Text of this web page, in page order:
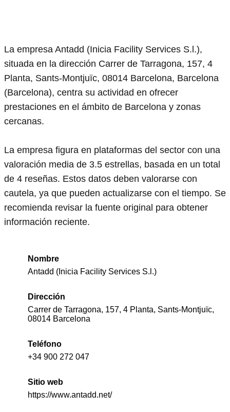
La empresa Antadd (Inicia Facility Services S.l.),
situada en la dirección Carrer de Tarragona, 157, 4
Planta, Sants-Montjuïc, 08014 Barcelona, Barcelona
(Barcelona), centra su actividad en ofrecer
prestaciones en el ámbito de Barcelona y zonas
cercanas.
La empresa figura en plataformas del sector con una
valoración media de 3.5 estrellas, basada en un total
de 4 reseñas. Estos datos deben valorarse con
cautela, ya que pueden actualizarse con el tiempo. Se
recomienda revisar la fuente original para obtener
información reciente.
Nombre
Antadd (Inicia Facility Services S.l.)
Dirección
Carrer de Tarragona, 157, 4 Planta, Sants-Montjuïc,
08014 Barcelona
Teléfono
+34 900 272 047
Sitio web
https://www.antadd.net/